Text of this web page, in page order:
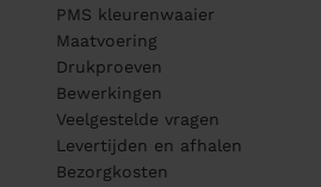
PMS kleurenwaaier
Maatvoering
Drukproeven
Bewerkingen
Veelgestelde vragen
Levertijden en afhalen
Bezorgkosten